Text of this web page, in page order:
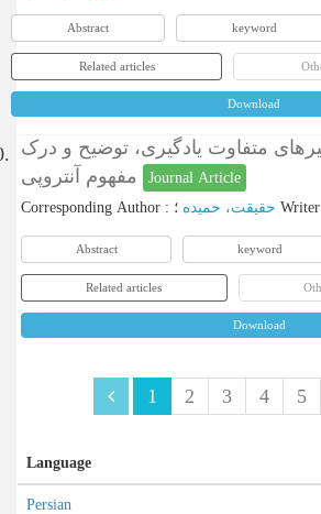
Abstract keyword
Related articles
Download
متفاوت یادگیری، توضیح و درک
Journal Article
Corresponding Author : حقیقت، حمیده Writer
Abstract keyword
Related articles
Download
1 2 3 4 5
Language
Persian